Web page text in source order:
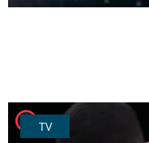
player2TV